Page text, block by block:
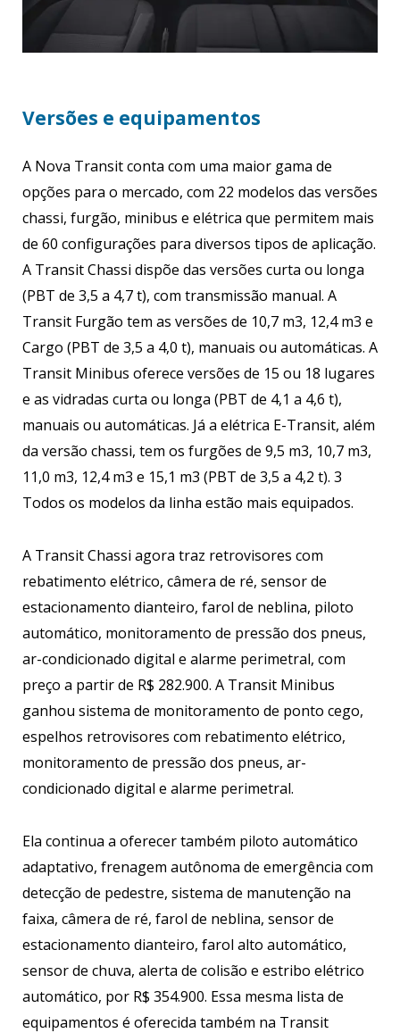
Versões e equipamentos
A Nova Transit conta com uma maior gama de
opções para o mercado, com 22 modelos das versões
chassi, furgão, minibus e elétrica que permitem mais
de 60 configurações para diversos tipos de aplicação.
A Transit Chassi dispõe das versões curta ou longa
(PBT de 3,5 a 4,7 t), com transmissão manual. A
Transit Furgão tem as versões de 10,7 m3, 12,4 m3 e
Cargo (PBT de 3,5 a 4,0 t), manuais ou automáticas. A
Transit Minibus oferece versões de 15 ou 18 lugares
e as vidradas curta ou longa (PBT de 4,1 a 4,6 t),
manuais ou automáticas. Já a elétrica E-Transit, além
da versão chassi, tem os furgões de 9,5 m3, 10,7 m3,
11,0 m3, 12,4 m3 e 15,1 m3 (PBT de 3,5 a 4,2 t). 3
Todos os modelos da linha estão mais equipados.
A Transit Chassi agora traz retrovisores com
rebatimento elétrico, câmera de ré, sensor de
estacionamento dianteiro, farol de neblina, piloto
automático, monitoramento de pressão dos pneus,
ar-condicionado digital e alarme perimetral, com
preço a partir de R$ 282.900. A Transit Minibus
ganhou sistema de monitoramento de ponto cego,
espelhos retrovisores com rebatimento elétrico,
monitoramento de pressão dos pneus, ar-
condicionado digital e alarme perimetral.
Ela continua a oferecer também piloto automático
adaptativo, frenagem autônoma de emergência com
detecção de pedestre, sistema de manutenção na
faixa, câmera de ré, farol de neblina, sensor de
estacionamento dianteiro, farol alto automático,
sensor de chuva, alerta de colisão e estribo elétrico
automático, por R$ 354.900. Essa mesma lista de
equipamentos é oferecida também na Transit